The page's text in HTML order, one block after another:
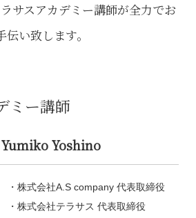
サスアカデミー講師が全力でお
伝い致します。
ミー講師
Yumiko Yoshino
株式会社A.S company 代表取締役
株式会社テラサス 代表取締役